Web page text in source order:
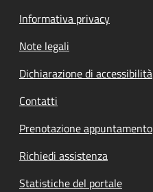
Informativa privacy
Note legali
Dichiarazione di accessibilità
Contatti
Prenotazione appuntamento
Richiedi assistenza
Statistiche del portale